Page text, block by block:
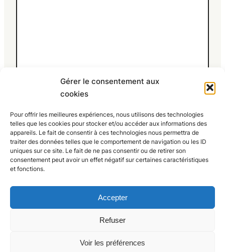
Gérer le consentement aux
cookies
Pour offrir les meilleures expériences, nous utilisons des technologies
telles que les cookies pour stocker et/ou accéder aux informations des
appareils. Le fait de consentir à ces technologies nous permettra de
traiter des données telles que le comportement de navigation ou les ID
uniques sur ce site. Le fait de ne pas consentir ou de retirer son
consentement peut avoir un effet négatif sur certaines caractéristiques
et fonctions.
Accepter
Refuser
Voir les préférences
E-mail
Enregistrer mon nom, mon e-mail et mon site
dans le navigateur pour mon prochain